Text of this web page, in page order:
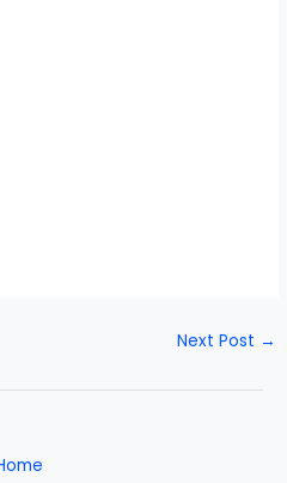
Next Post →